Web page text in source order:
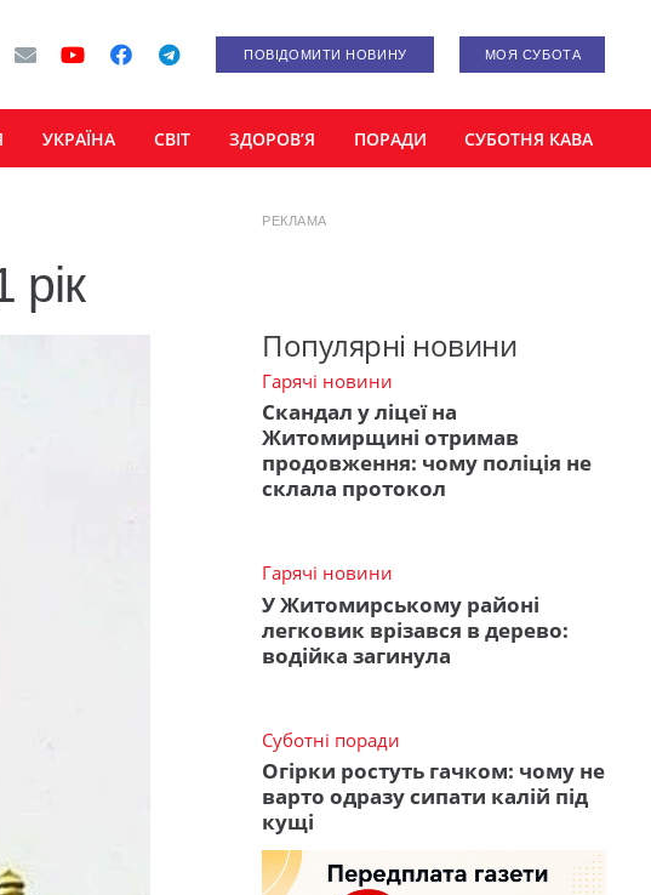
ПОВІДОМИТИ НОВИНУ МОЯ СУБОТА
УКРАЇНА СВІТ ЗДОРОВ’Я ПОРАДИ СУБОТНЯ КАВА
РЕКЛАМА
Популярні новини
Гарячі новини
Скандал у ліцеї на
Житомирщині отримав
продовження: чому поліція не
склала протокол
Гарячі новини
У Житомирському районі
легковик врізався в дерево:
водійка загинула
Суботні поради
Огірки ростуть гачком: чому не
варто одразу сипати калій під
кущі